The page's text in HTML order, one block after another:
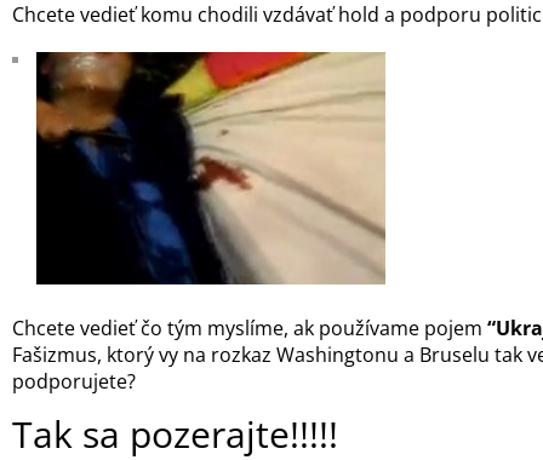
Chcete vedieť komu chodili vzdávať hold a podporu
Chcete vedieť čo tým myslíme, ak používame pojem
Fašizmus, ktorý vy na rozkaz Washingtonu a Bruselu tak
podporujete?
Tak sa pozerajte!!!!!